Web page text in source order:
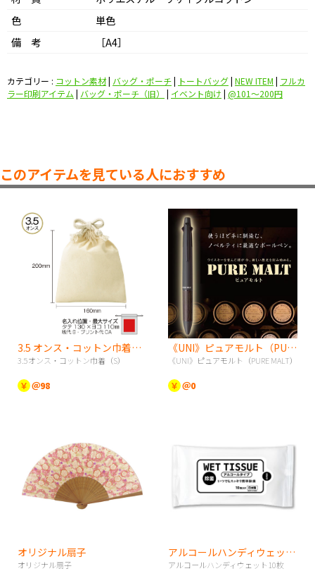
色
単色
備 考
［A4］
カテゴリー : コットン素材| バッグ・ポーチ| トートバッグ| NEW ITEM | フルカ
ラー印刷アイテム | バッグ・ポーチ（旧） | イベント向け | @101〜200円
このアイテムを見ている人におすすめ
3.5 オンス・コットン巾着（S）
3.5オンス・コットン巾着（S）
￥ ＠98
《UNI》ピュアモルト（PURE MALT）
《UNI》ピュアモルト（PURE MALT）
￥ ＠0
オリジナル扇子
オリジナル扇子
アルコールハンディウェット10枚
アルコールハンディウェット10枚